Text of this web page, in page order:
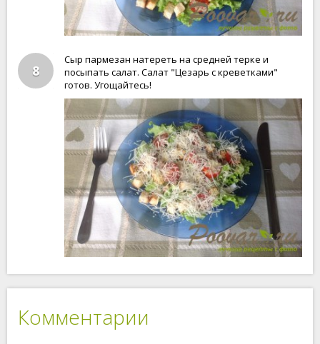
8
Сыр пармезан натереть на средней терке и
посыпать салат. Салат "Цезарь с креветками"
готов. Угощайтесь!
Комментарии